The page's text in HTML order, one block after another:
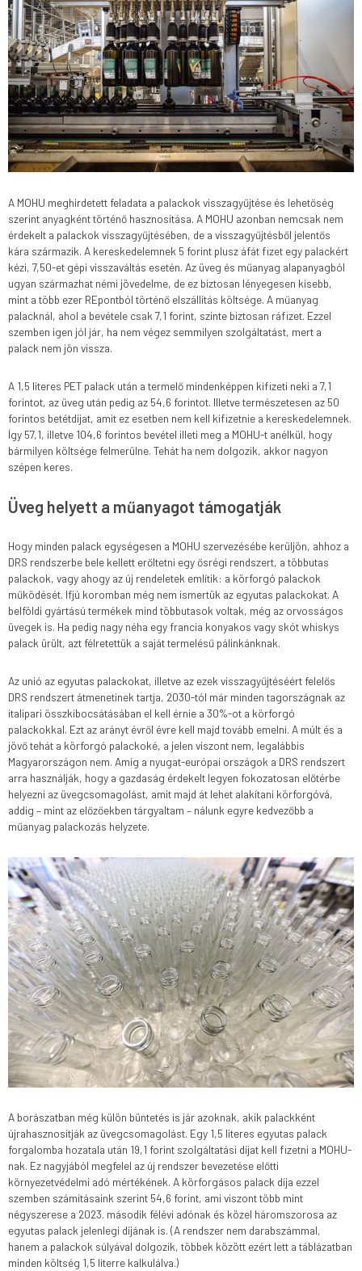
A MOHU meghirdetett feladata a palackok visszagyűjtése és lehetőség
szerint anyagként történő hasznosítása. A MOHU azonban nemcsak nem
érdekelt a palackok visszagyűjtésében, de a visszagyűjtésből jelentős
kára származik. A kereskedelemnek 5 forint plusz áfát fizet egy palackért
kézi, 7,50-et gépi visszaváltás esetén. Az üveg és műanyag alapanyagból
ugyan származhat némi jövedelme, de ez biztosan lényegesen kisebb,
mint a több ezer REpontból történő elszállítás költsége. A műanyag
palacknál, ahol a bevétele csak 7,1 forint, szinte biztosan ráfizet. Ezzel
szemben igen jól jár, ha nem végez semmilyen szolgáltatást, mert a
palack nem jön vissza.
A 1,5 literes PET palack után a termelő mindenképpen kifizeti neki a 7,1
forintot, az üveg után pedig az 54,6 forintot. Illetve természetesen az 50
forintos betétdíjat, amit ez esetben nem kell kifizetnie a kereskedelemnek.
Így 57,1, illetve 104,6 forintos bevétel illeti meg a MOHU-t anélkül, hogy
bármilyen költsége felmerülne. Tehát ha nem dolgozik, akkor nagyon
szépen keres.
Üveg helyett a műanyagot támogatják
Hogy minden palack egységesen a MOHU szervezésébe kerüljön, ahhoz a
DRS rendszerbe bele kellett erőltetni egy ősrégi rendszert, a többutas
palackok, vagy ahogy az új rendeletek említik: a körforgó palackok
működését. Ifjú koromban még nem ismertük az egyutas palackokat. A
belföldi gyártású termékek mind többutasok voltak, még az orvosságos
üvegek is. Ha pedig nagy néha egy francia konyakos vagy skót whiskys
palack ürült, azt félretettük a saját termelésű pálinkánknak.
Az unió az egyutas palackokat, illetve az ezek visszagyűjtéséért felelős
DRS rendszert átmenetinek tartja, 2030-tól már minden tagországnak az
italipari összkibocsátásában el kell érnie a 30%-ot a körforgó
palackokkal. Ezt az arányt évről évre kell majd tovább emelni. A múlt és a
jövő tehát a körforgó palackoké, a jelen viszont nem, legalábbis
Magyarországon nem. Amíg a nyugat-európai országok a DRS rendszert
arra használják, hogy a gazdaság érdekelt legyen fokozatosan előtérbe
helyezni az üvegcsomagolást, amit majd át lehet alakítani körforgóvá,
addig – mint az előzőekben tárgyaltam – nálunk egyre kedvezőbb a
műanyag palackozás helyzete.
A borászatban még külön büntetés is jár azoknak, akik palackként
újrahasznosítják az üvegcsomagolást. Egy 1,5 literes egyutas palack
forgalomba hozatala után 19,1 forint szolgáltatási díjat kell fizetni a MOHU-
nak. Ez nagyjából megfelel az új rendszer bevezetése előtti
környezetvédelmi adó mértékének. A körforgásos palack díja ezzel
szemben számításaink szerint 54,6 forint, ami viszont több mint
négyszerese a 2023. második félévi adónak és közel háromszorosa az
egyutas palack jelenlegi díjának is. (A rendszer nem darabszámmal,
hanem a palackok súlyával dolgozik, többek között ezért lett a táblázatban
minden költség 1,5 literre kalkulálva.)